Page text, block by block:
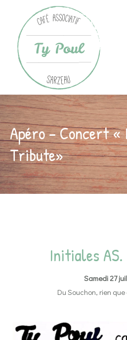
Apéro – Concert
Tribute»
Initiales
Samedi 27
Du Souchon, rien